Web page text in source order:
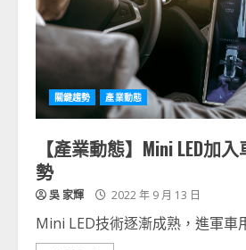
關鍵趨勢 產業動態
【產業動態】Mini LED加
勢
吳 家輝 2022 年 9 月 13 日
Mini LED技術逐漸成熟，進軍車